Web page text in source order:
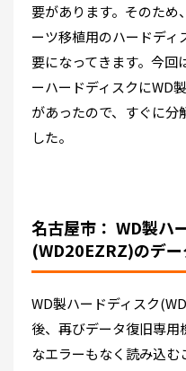
要があります。そのた
ーツ移植用のハードデ
要になってきます。今回
ーハードディスクにWD
があったので、すぐに分
した。
名古屋市： WD製ハ
(WD20EZRZ)のデ
WD製ハードディスク
後、再びデータ復旧専用
なエラーもなく読み込